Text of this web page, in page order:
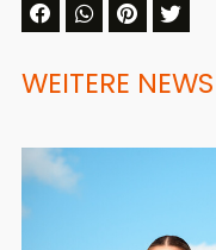
WEITERE